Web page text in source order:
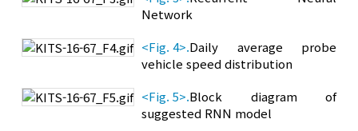
Network
<Fig. 4>.Daily average probe
vehicle speed distribution
<Fig. 5>.Block diagram of
suggested RNN model